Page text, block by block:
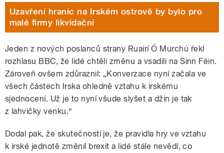
Uzavření hranic na Irském ostrově by bylo pro
malé firmy likvidační
Jeden z nových poslanců strany Ruairí Ó Murchú řekl
rozhlasu BBC, že lidé chtěli změnu a vsadili na Sinn Féin.
Zároveň ovšem zdůraznil: „Konverzace nyní začala ve
všech částech Irska ohledně vztahu k irskému
sjednocení. Už je to nyní všude slyšet a džin je tak
z lahvičky venku.“
Dodal pak, že skutečností je, že pravidla hry ve vztahu
k irské jednotě změnil brexit a lidé stále nevědí, co